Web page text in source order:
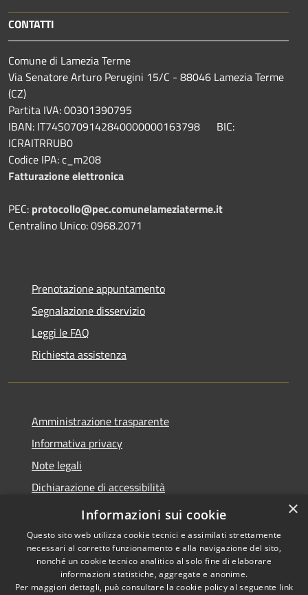
CONTATTI
Comune di Lamezia Terme
Via Senatore Arturo Perugini 15/C - 88046 Lamezia Terme
(CZ)
Partita IVA: 00301390795
IBAN: IT74S0709142840000000163798 BIC:
ICRAITRRUB0
Codice IPA: c_m208
Fatturazione elettronica
PEC: protocollo@pec.comunelameziaterme.it
Centralino Unico: 0968.2071
Prenotazione appuntamento
Segnalazione disservizio
Leggi le FAQ
Richiesta assistenza
Amministrazione trasparente
Informativa privacy
Note legali
Dichiarazione di accessibilità
Feedback accessibilità
Copyright © 2026 • Città di
×
Informazioni sui cookie
Questo sito web utilizza cookie tecnici e assimilati strettamente
necessari al corretto funzionamento e alla navigazione del sito,
nonché un cookie tecnico analitico al solo fine di elaborare
informazioni statistiche, aggregate e anonime.
Per maggiori dettagli, può consultare la cookie policy al seguente link